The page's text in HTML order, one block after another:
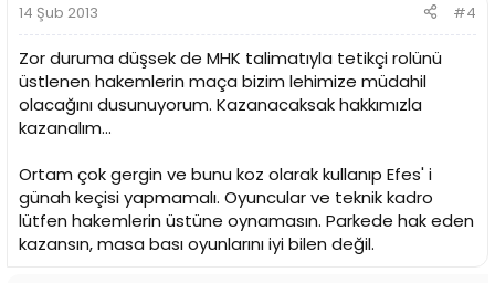
14 Şub 2013 #4
Zor duruma düşsek de MHK talimatıyla tetikçi rolünü
üstlenen hakemlerin maça bizim lehimize müdahil
olacağını dusunuyorum. Kazanacaksak hakkımızla
kazanalım...
Ortam çok gergin ve bunu koz olarak kullanıp Efes' i
günah keçisi yapmamalı. Oyuncular ve teknik kadro
lütfen hakemlerin üstüne oynamasın. Parkede hak eden
kazansın, masa bası oyunlarını iyi bilen değil.